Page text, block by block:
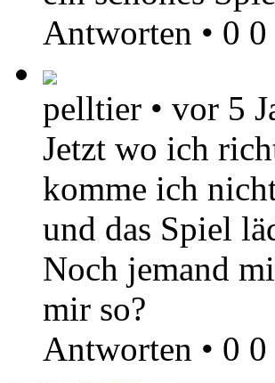
Antworten • 0 0
pelltier • vor 5
Jetzt wo ich
komme ich
und das Spiel
Noch jemand
mir so?
Antworten • 0 0